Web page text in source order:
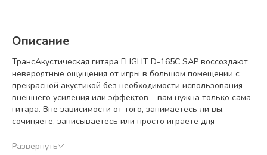
Описание
ТрансАкустическая гитара FLIGHT D-165C SAP воссоздают
невероятные ощущения от игры в большом помещении с
прекрасной акустикой без необходимости использования
внешнего усиления или эффектов – вам нужна только сама
гитара. Вне зависимости от того, занимаетесь ли вы,
сочиняете, записываетесь или просто играете для
играть лучше, дольше и с большей креативностью.
Развернуть